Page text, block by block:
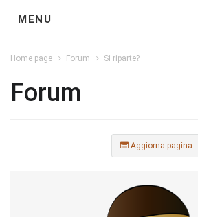
MENU
Home page Forum Si riparte?
Forum
Aggiorna pagina